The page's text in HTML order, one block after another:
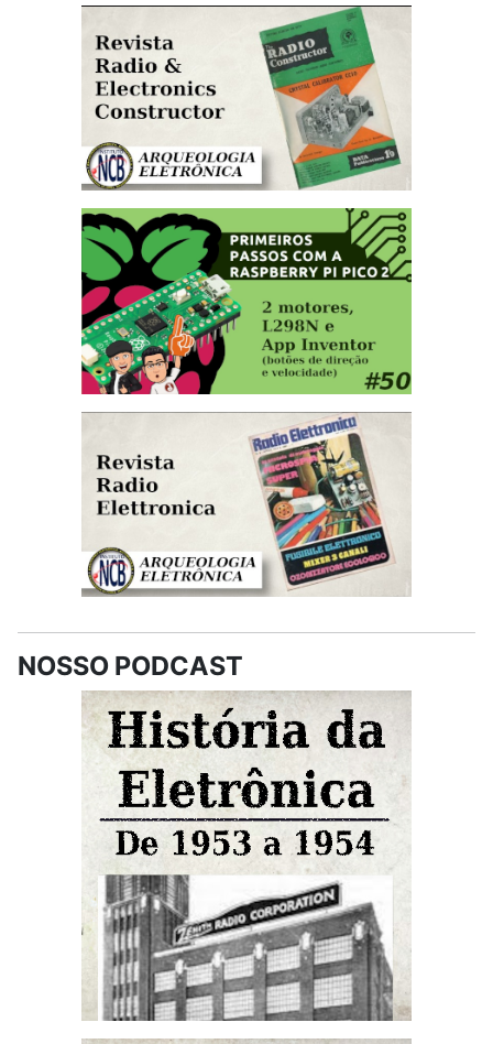
NOSSO PODCAST